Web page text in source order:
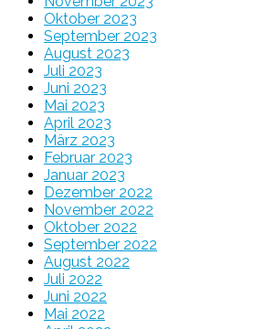
Oktober 2023
September 2023
August 2023
Juli 2023
Juni 2023
Mai 2023
April 2023
März 2023
Februar 2023
Januar 2023
Dezember 2022
November 2022
Oktober 2022
September 2022
August 2022
Juli 2022
Juni 2022
Mai 2022